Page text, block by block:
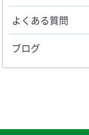
よくある質問
ブログ